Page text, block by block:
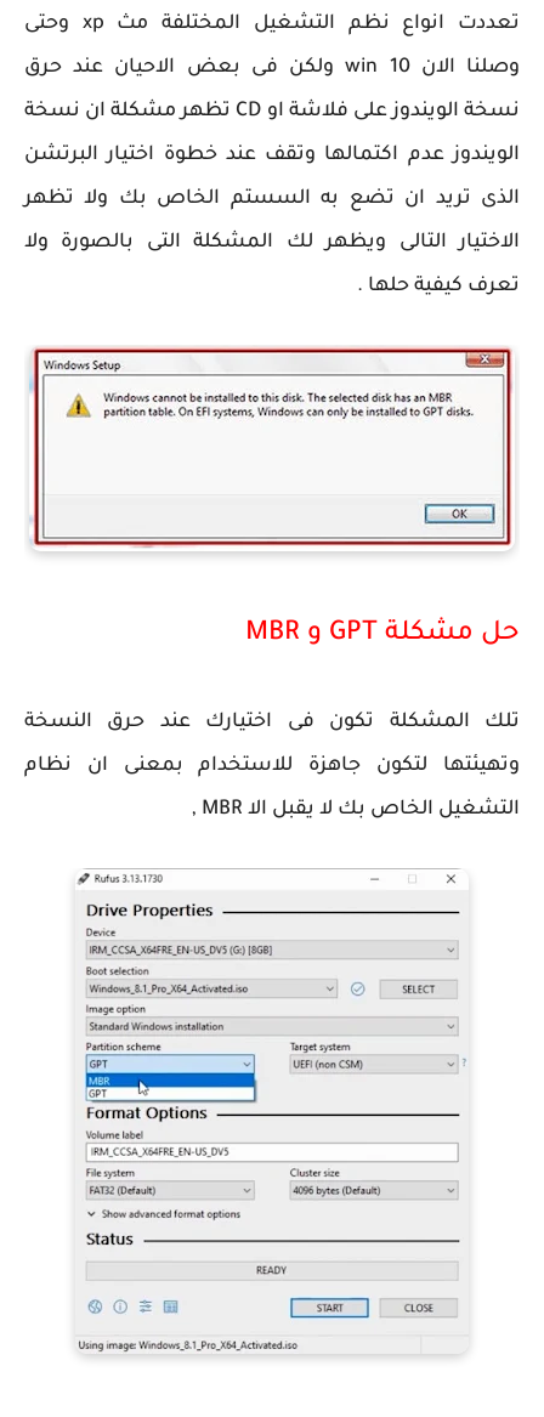
تعددت انواع نظم التشغيل المختلفة مث xp وحتى
وصلنا الان win 10 ولكن فى بعض الاحيان عند حرق
نسخة الويندوز على فلاشة او CD تظهر مشكلة ان نسخة
الويندوز عدم اكتمالها وتقف عند خطوة اختيار البرتشن
الذى تريد ان تضع به السستم الخاص بك ولا تظهر
الاختيار التالى ويظهر لك المشكلة التى بالصورة ولا
تعرف كيفية حلها .
حل مشكلة GPT و MBR
تلك المشكلة تكون فى اختيارك عند حرق النسخة
وتهيئتها لتكون جاهزة للاستخدام بمعنى ان نظام
التشغيل الخاص بك لا يقبل الا MBR ,